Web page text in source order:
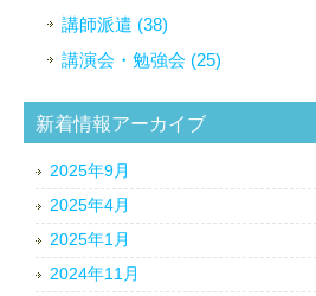
講師派遣 (38)
講演会・勉強会 (25)
新着情報アーカイブ
2025年9月
2025年4月
2025年1月
2024年11月